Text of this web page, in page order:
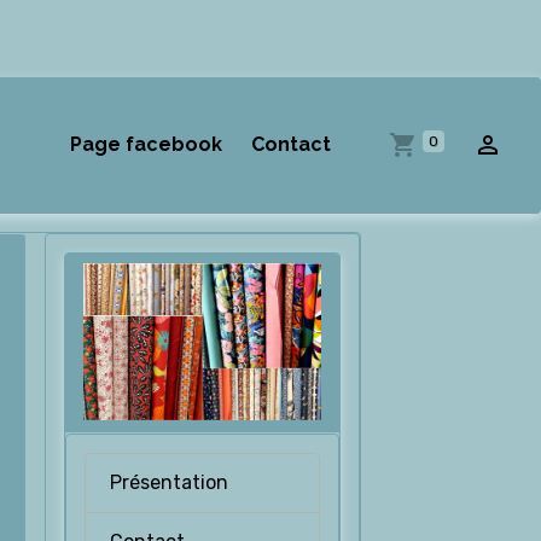
Page facebook Contact 0
Présentation